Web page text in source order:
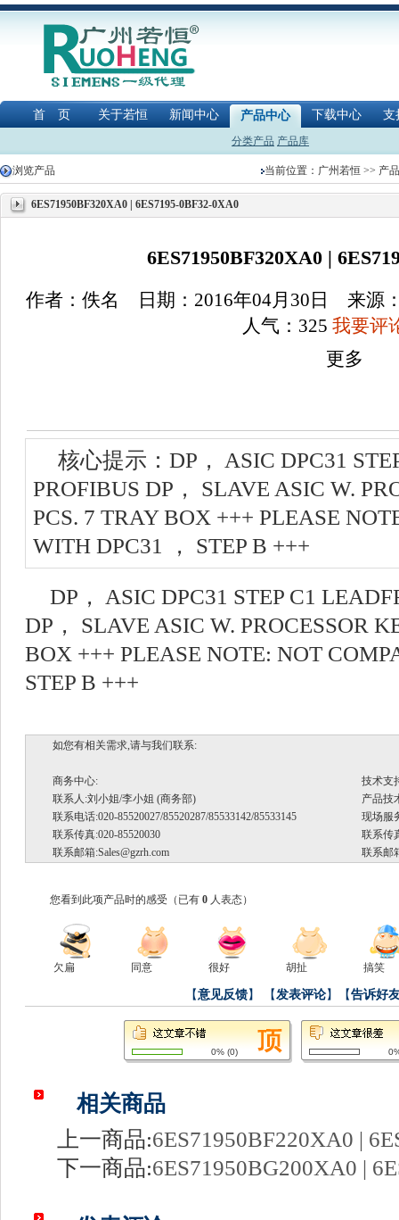
首 页 关于若恒 新闻中心 产品中心 下载中心 支
分类产品 产品库
浏览产品 当前位置： 广州若恒 >> 产
6ES71950BF320XA0 | 6ES7195-0BF32-0XA0
6ES71950BF320XA0 |
作者：佚名 日期：2016年04月30日 来
人气： 325 我要评
更多
核心提示：DP， ASIC DPC31
PROFIBUS DP， SLAVE ASIC W.
PCS. 7 TRAY BOX +++ PLEASE
WITH DPC31 ， STEP B +++
DP， ASIC DPC31 STEP C1
DP， SLAVE ASIC W. PROCESSOR
BOX +++ PLEASE NOTE: NOT
STEP B +++
如您有相关需求,请与我们联系:
商务中心:
技术支
联系人:刘小姐/李小姐 (商务部)
产品技
联系电话:020-85520027/85520287/85533142/85533145
现场服
联系传真:020-85520030
联系传
联系邮箱:Sales@gzrh.com 联系邮
您看到此项产品时的感受 （已有 0 人表态）
欠扁 同意 很好 胡扯 搞笑
【意见反馈】 【发表评论】【告诉好
0% (0)
相关商品
上一商品:6ES71950BF220XA0 |
下一商品:6ES71950BG200XA0 |